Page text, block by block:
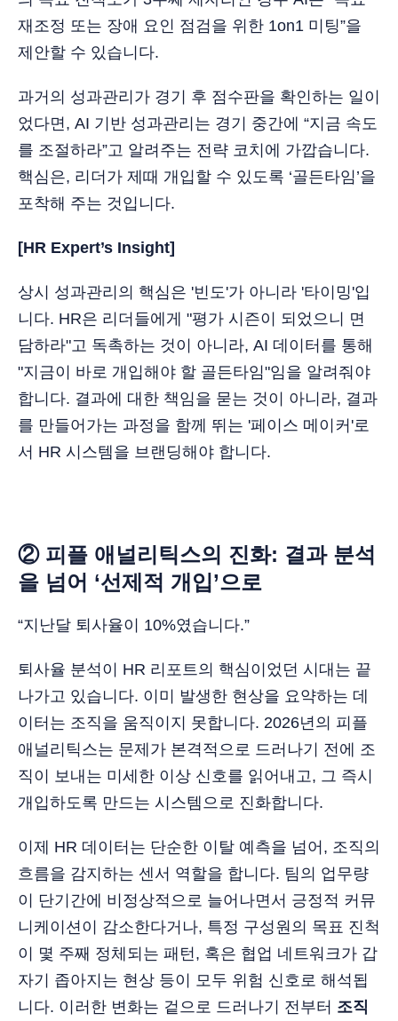
재조정 또는 장애 요인 점검을 위한 1on1 미팅”을
제안할 수 있습니다.
과거의 성과관리가 경기 후 점수판을 확인하는 일이
었다면, AI 기반 성과관리는 경기 중간에 “지금 속도
를 조절하라”고 알려주는 전략 코치에 가깝습니다.
핵심은, 리더가 제때 개입할 수 있도록 ‘골든타임’을
포착해 주는 것입니다.
[HR Expert’s Insight]
상시 성과관리의 핵심은 '빈도'가 아니라 '타이밍'입
니다. HR은 리더들에게 "평가 시즌이 되었으니 면
담하라"고 독촉하는 것이 아니라, AI 데이터를 통해
"지금이 바로 개입해야 할 골든타임"임을 알려줘야
합니다. 결과에 대한 책임을 묻는 것이 아니라, 결과
를 만들어가는 과정을 함께 뛰는 '페이스 메이커'로
서 HR 시스템을 브랜딩해야 합니다.
② 피플 애널리틱스의 진화: 결과 분석
을 넘어 ‘선제적 개입’으로
“지난달 퇴사율이 10%였습니다.”
퇴사율 분석이 HR 리포트의 핵심이었던 시대는 끝
나가고 있습니다. 이미 발생한 현상을 요약하는 데
이터는 조직을 움직이지 못합니다. 2026년의 피플
애널리틱스는 문제가 본격적으로 드러나기 전에 조
직이 보내는 미세한 이상 신호를 읽어내고, 그 즉시
개입하도록 만드는 시스템으로 진화합니다.
이제 HR 데이터는 단순한 이탈 예측을 넘어, 조직의
흐름을 감지하는 센서 역할을 합니다. 팀의 업무량
이 단기간에 비정상적으로 늘어나면서 긍정적 커뮤
니케이션이 감소한다거나, 특정 구성원의 목표 진척
이 몇 주째 정체되는 패턴, 혹은 협업 네트워크가 갑
자기 좁아지는 현상 등이 모두 위험 신호로 해석됩
니다. 이러한 변화는 겉으로 드러나기 전부터 조직